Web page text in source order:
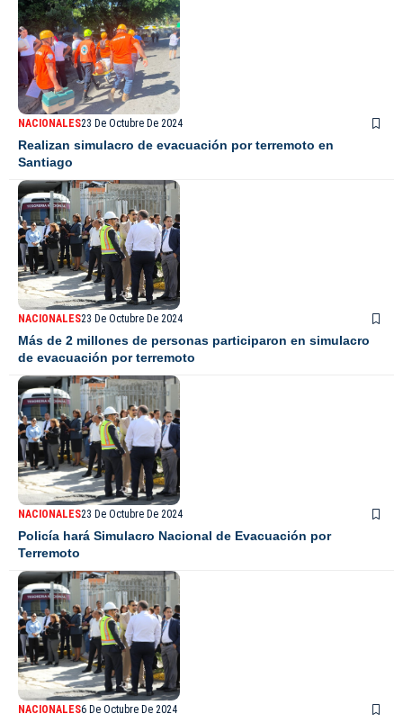
NACIONALES23 De Octubre De 2024
Realizan simulacro de evacuación por terremoto en
Santiago
NACIONALES23 De Octubre De 2024
Más de 2 millones de personas participaron en simulacro
de evacuación por terremoto
NACIONALES23 De Octubre De 2024
Policía hará Simulacro Nacional de Evacuación por
Terremoto
NACIONALES6 De Octubre De 2024